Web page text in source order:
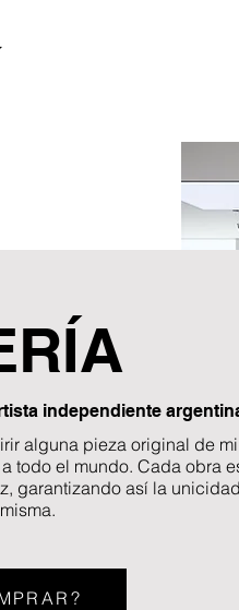
independiente
alguna pieza original de
todo el mundo. Cada obra
garantizando así la